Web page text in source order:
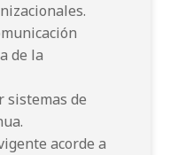
de la
de
acorde a